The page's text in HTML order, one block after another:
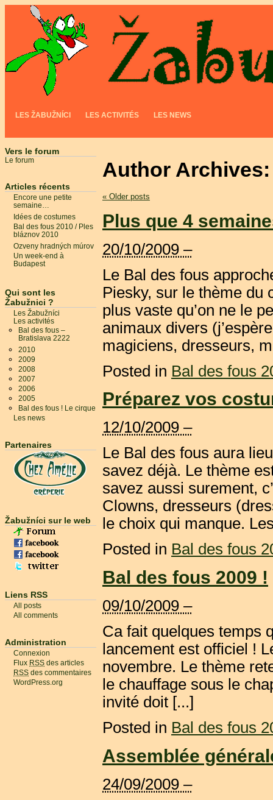
LES ŽABUŽNÍCI LES ACTIVITÉS LES NEWS
Author
« Older posts
Plus que 4
20/10/2009 –
Le Bal des fous
Piesky, sur le thème du
plus vaste qu’on ne le
animaux divers
magiciens, dresseurs,
Posted in Bal des fous
Préparez vos
12/10/2009 –
Le Bal des fous aura
savez déjà. Le thème
savez aussi surement,
Clowns, dresseurs
le choix qui manque.
Posted in Bal des fous
Bal des fous 2009 !
09/10/2009 –
Ca fait quelques temps
lancement est officiel !
novembre. Le thème
le chauffage sous le
invité doit [...]
Posted in Bal des fous
Assemblée
24/09/2009 –
Vers le forum
Le forum
Articles récents
Encore une petite
semaine…
Idées de costumes
Bal des fous 2010 / Ples
bláznov 2010
Ozveny hradných múrov
Un week-end à
Budapest
Qui sont les
Žabužnici ?
Les Žabužníci
Les activités
Bal des fous –
Bratislava 2222
2010
2009
2008
2007
2006
2005
Bal des fous ! Le cirque
Les news
Partenaires
Žabužníci sur le web
Liens RSS
All posts
All comments
Administration
Connexion
Flux RSS des articles
RSS des commentaires
WordPress.org